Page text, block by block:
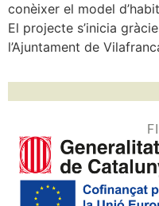
conèixer el model
El projecte s’inicia
l’Ajuntament de